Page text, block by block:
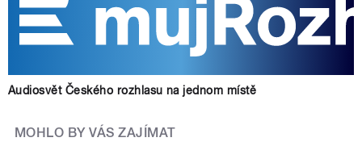
Audiosvět Českého rozhlasu na jednom místě
MOHLO BY VÁS ZAJÍMAT